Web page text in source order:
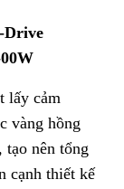
Drive
lấy cảm
vàng hồng
tạo nên tổng
cạnh thiết kế